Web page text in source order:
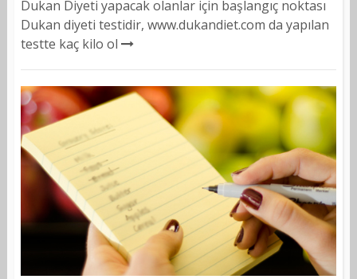
Dukan Diyeti yapacak olanlar için başlangıç noktası
Dukan diyeti testidir, www.dukandiet.com da yapılan
testte kaç kilo ol